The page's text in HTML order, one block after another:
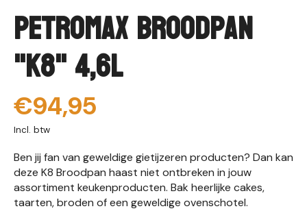
Petromax Broodpan
"K8" 4,6L
€94,95
Incl. btw
Ben jij fan van geweldige gietijzeren producten? Dan kan
deze K8 Broodpan haast niet ontbreken in jouw
assortiment keukenproducten. Bak heerlijke cakes,
taarten, broden of een geweldige ovenschotel.